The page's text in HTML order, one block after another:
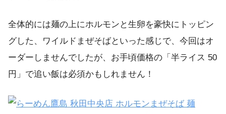
全体的には麺の上にホルモンと生卵を豪快にトッピン
グした、ワイルドまぜそばといった感じで、今回はオ
ーダーしませんでしたが、お手頃価格の「半ライス 50
円」で追い飯は必須かもしれません！